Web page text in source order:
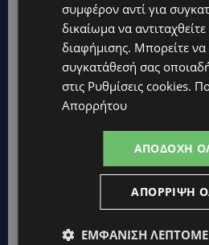
Hot this week
UPDATES
ΙΣΑΑΚ-ΣΟΛΩΜΟΥ: Κλείνουν
την Παρασκευή – Πού και τι
ΣΥΛΛΗΨΕΙΣ: 161 οδηγοί με
STORIES
συμφέρον αντί για
δικαίωμα να αντιταχθείτε
διαφήμισης. Μπορείτε να
συγκατάθεσή σας
στις Ρυθμίσεις cookies.
Απορρήτου
ΑΠΟΔΟΧΉ
ΑΠΌΡΡΙΨΗ
ΕΜΦΆΝΙΣΗ